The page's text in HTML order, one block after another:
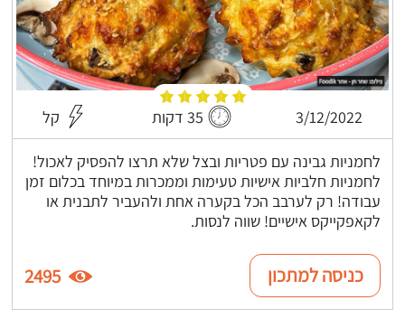
3/12/2022 35 דקות קל
לחמניות גבינה עם פטריות ובצל שלא תרצו להפסיק לאכול!
לחמניות חלביות אישיות טעימות וממכרות במיוחד בכלום זמן
עבודה! רק לערבב הכל בקערה אחת ולהעביר לתבנית או
לקאפקייקס אישיים! שווה לנסות.
כניסה למתכון 2495